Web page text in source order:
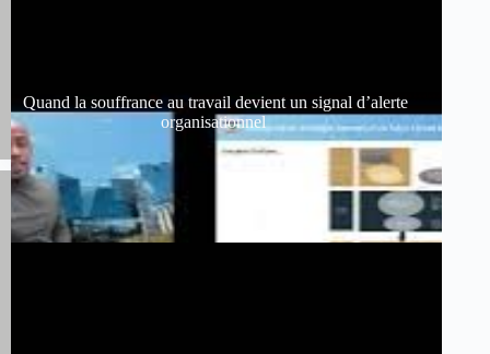
Quand la souffrance au travail devient un signal d’alerte
organisationnel